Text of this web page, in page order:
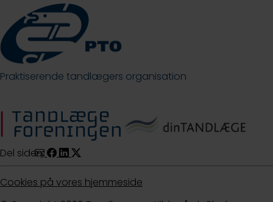
Praktiserende tandlægers organisation
Del siden:
Cookies på vores hjemmeside